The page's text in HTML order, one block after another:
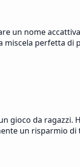
un nome
perfetta di
gioco da ragazzi.
un risparmio di